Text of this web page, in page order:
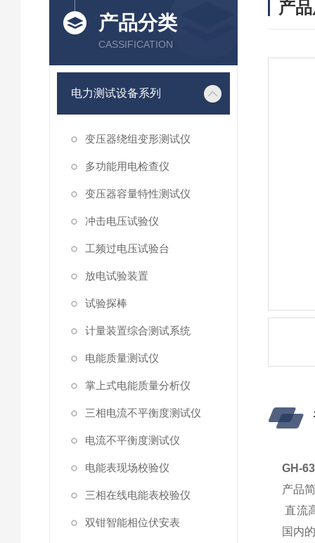
产品分类
CASSIFICATION
电力测试设备系列
变压器绕组变形测试仪
多功能用电检查仪
变压器容量特性测试仪
冲击电压试验仪
工频过电压试验台
放电试验装置
试验探棒
计量装置综合测试系统
电能质量测试仪
掌上式电能质量分析仪
三相电流不平衡度测试仪
电流不平衡度测试仪
电能表现场校验仪
三相在线电能表校验仪
双钳智能相位伏安表
产
GH-
产品
直流
国内